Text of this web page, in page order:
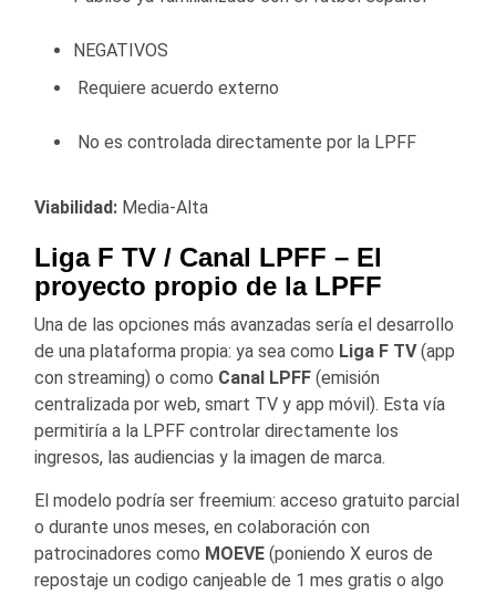
NEGATIVOS
Requiere acuerdo externo
No es controlada directamente por la LPFF
Viabilidad: Media-Alta
Liga F TV / Canal LPFF – El
proyecto propio de la LPFF
Una de las opciones más avanzadas sería el desarrollo
de una plataforma propia: ya sea como Liga F TV(app
con streaming) o como Canal LPFF (emisión
centralizada por web, smart TV y app móvil). Esta vía
permitiría a la LPFF controlar directamente los
ingresos, las audiencias y la imagen de marca.
El modelo podría ser freemium: acceso gratuito parcial
o durante unos meses, en colaboración con
patrocinadores como MOEVE (poniendo X euros de
repostaje un codigo canjeable de 1 mes gratis o algo